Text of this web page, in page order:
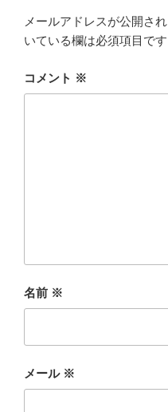
メールアドレスが公開さ
いている欄は必須項目です
コメント ※
名前 ※
メール ※